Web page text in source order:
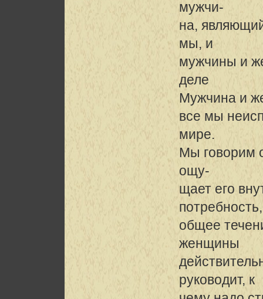
мужчи-
на,
мы, и
мужчины и
деле
Мужчина и
все мы
мире.
Мы говорим
ощу-
щает его
потребность,
общее
женщины
руководит, к